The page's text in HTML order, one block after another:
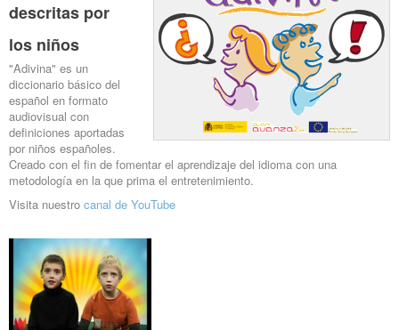
descritas por
los niños
"Adivina" es un
diccionario básico del
español en formato
audiovisual con
definiciones aportadas
por niños españoles.
Creado con el fin de fomentar el aprendizaje del idioma con una
metodología en la que prima el entretenimiento.
Visita nuestro canal de YouTube